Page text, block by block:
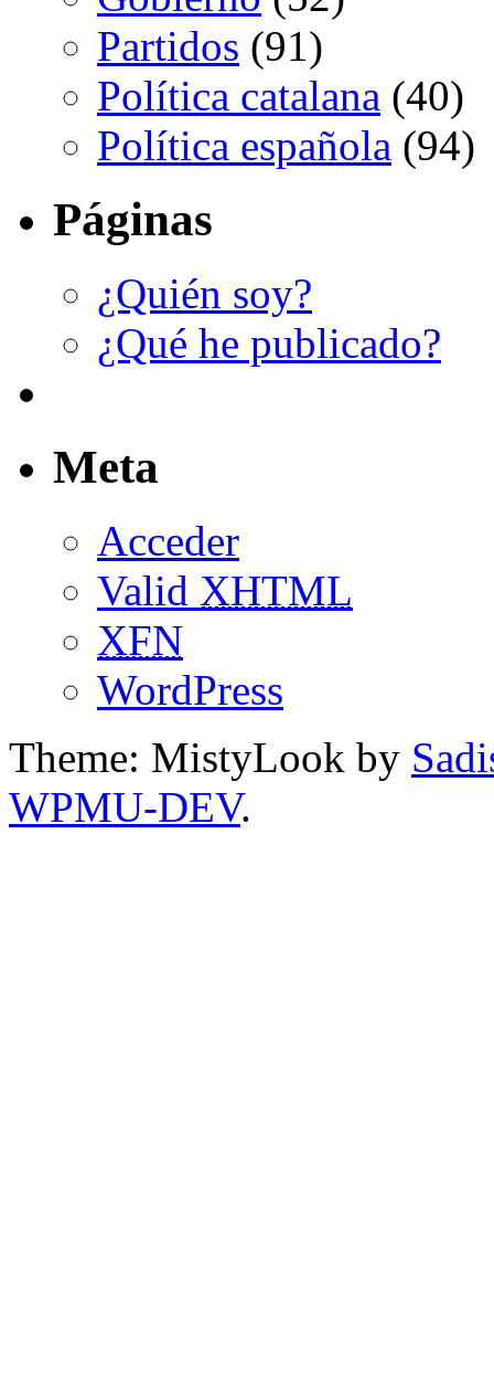
Partidos (91)
Política catalana (40)
Política española (94)
Páginas
¿Quién soy?
¿Qué he publicado?
Meta
Acceder
Valid XHTML
XFN
WordPress
Theme: MistyLook by
WPMU-DEV.